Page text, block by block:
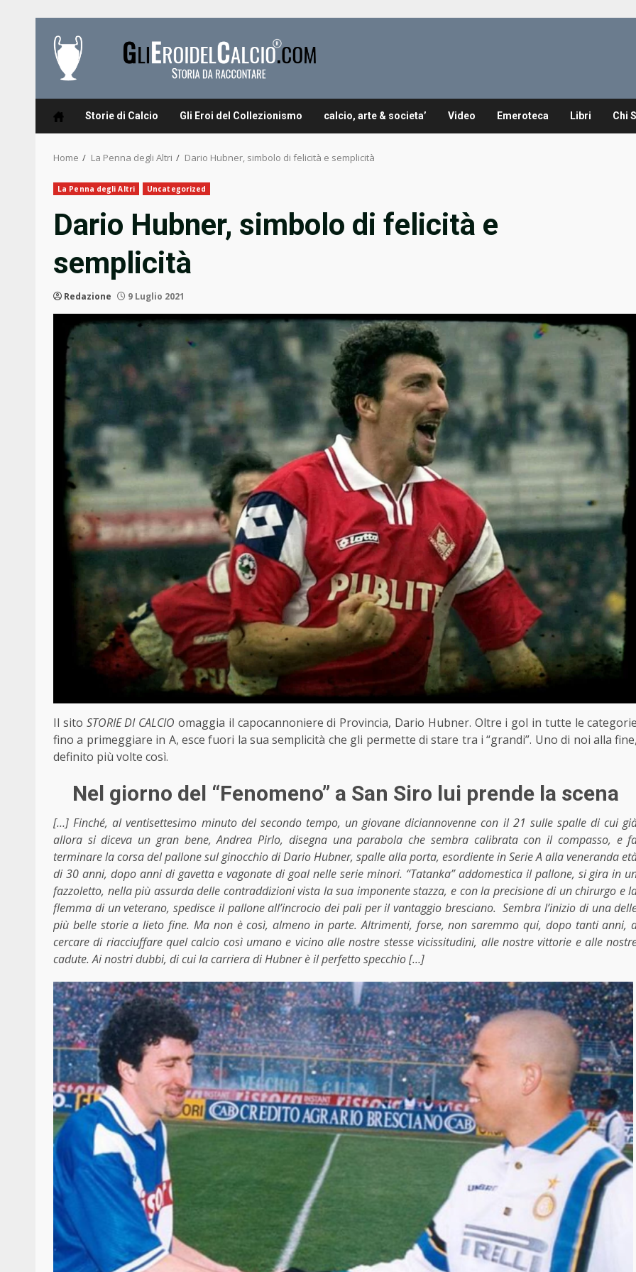
content
Storie di Calcio Gli Eroi del Collezionismo calcio, arte & societa’ Video Emeroteca Libri Chi
Home La Penna degli Altri Dario Hubner, simbolo di felicità e semplicità
La Penna degli Altri Uncategorized
Dario Hubner, simbolo di felicità e
semplicità
Redazione 9 Luglio 2021
Il sito STORIE DI CALCIO omaggia il capocannoniere di Provincia, Dario Hubner. Oltre i gol in tutte le categorie
fino a primeggiare in A, esce fuori la sua semplicità che gli permette di stare tra i “grandi”. Uno di noi alla fine,
definito più volte così.
Nel giorno del “Fenomeno” a San Siro lui prende la scena
[…] Finché, al ventisettesimo minuto del secondo tempo, un giovane diciannovenne con il 21 sulle spalle di cui
allora si diceva un gran bene, Andrea Pirlo, disegna una parabola che sembra calibrata con il compasso, e
terminare la corsa del pallone sul ginocchio di Dario Hubner, spalle alla porta, esordiente in Serie A alla veneranda
di 30 anni, dopo anni di gavetta e vagonate di goal nelle serie minori. “Tatanka” addomestica il pallone, si gira in
fazzoletto, nella più assurda delle contraddizioni vista la sua imponente stazza, e con la precisione di un chirurgo e
flemma di un veterano, spedisce il pallone all’incrocio dei pali per il vantaggio bresciano. Sembra l’inizio di una
più belle storie a lieto fine. Ma non è così, almeno in parte. Altrimenti, forse, non saremmo qui, dopo tanti anni,
cercare di riacciuffare quel calcio così umano e vicino alle nostre stesse vicissitudini, alle nostre vittorie e alle
cadute. Ai nostri dubbi, di cui la carriera di Hubner è il perfetto specchio […]